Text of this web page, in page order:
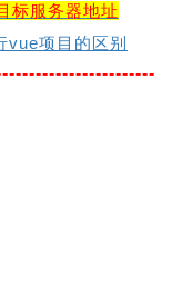
标服务器地址
项目的区别